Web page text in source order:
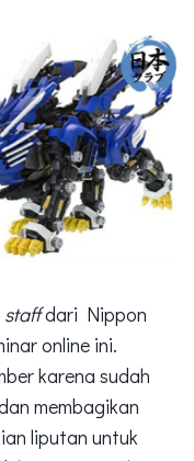
staffdari Nippon
online ini.
karena sudah
membagikan
liputan untuk